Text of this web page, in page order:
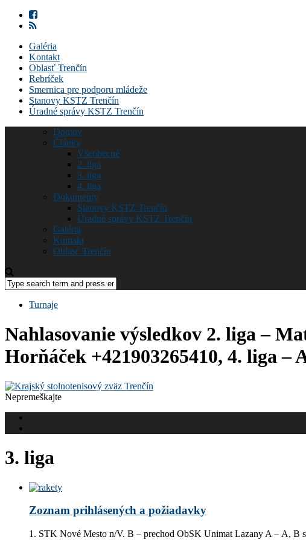
Galéria
Kontakt
Oblasť Trenčín
Rebríček
Smernica pre podporu mládeže
Stanovy KSTZ Trenčín
Úradné správy KSTZ Trenčín
Domov
Články
Všeobecné
2. liga
3. liga
4. liga
Dokumenty
Stanovy KSTZ Trenčín
Úradné správy KSTZ Trenčín
Galéria
Kontakt
Oblasť Trenčín
Turnaje
Nahlasovanie výsledkov 2. liga –
Horňáček +421903265410, 4. liga –
Nepremeškajte
3. liga
Zoznam prihlásených a požiadavky
1. STK Nové Mesto n/V. B – prechod ObSK Unimat Lazany A – A, B